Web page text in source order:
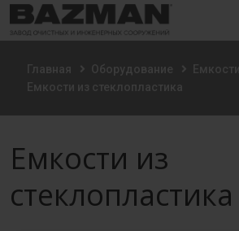
Главная Оборудование
Емкости из стеклопластика
Емкости из
стеклопластика